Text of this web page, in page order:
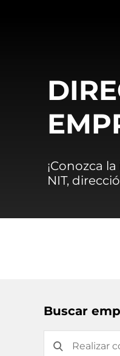
¡Conozca
NIT,
Buscar